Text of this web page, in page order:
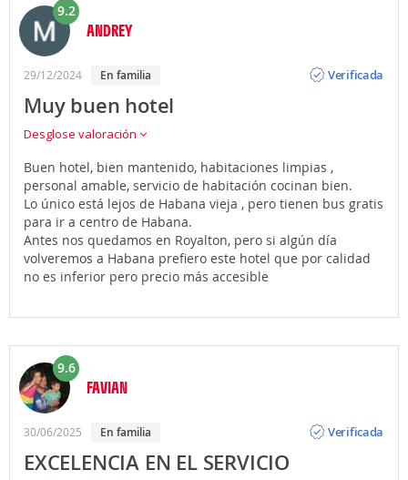
9.2
ANDREY
29/12/2024 En familia
Verificada
Muy buen hotel
Desglose valoración
Buen hotel, bien mantenido, habitaciones limpias ,
personal amable, servicio de habitación cocinan bien.
Lo único está lejos de Habana vieja , pero tienen bus gratis
para ir a centro de Habana.
Antes nos quedamos en Royalton, pero si algún día
volveremos a Habana prefiero este hotel que por calidad
no es inferior pero precio más accesible
9.6
FAVIAN
30/06/2025 En familia
Verificada
EXCELENCIA EN EL SERVICIO